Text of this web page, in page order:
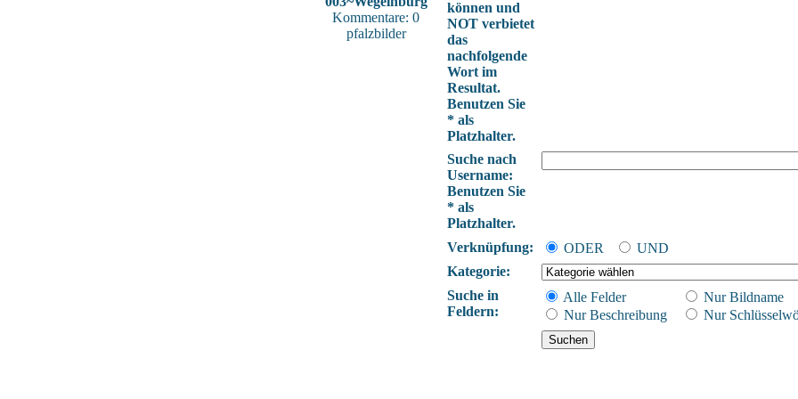
Kommentare: 0
pfalzbilder
können und
NOT verbietet
das
nachfolgende
Wort im
Resultat.
Benutzen Sie
* als
Platzhalter.
Suche nach
Username:
Benutzen Sie
* als
Platzhalter.
Verknüpfung:
ODER
UND
Kategorie:
Suche in
Feldern:
Alle Felder
Nur Bildname
Nur Beschreibung
Nur